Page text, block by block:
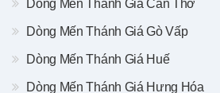
Dòng Mến Thánh Giá Cần Thơ
Dòng Mến Thánh Giá Gò Vấp
Dòng Mến Thánh Giá Huế
Dòng Mến Thánh Giá Hưng Hóa